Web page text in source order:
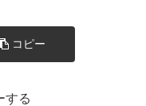
コピー
する